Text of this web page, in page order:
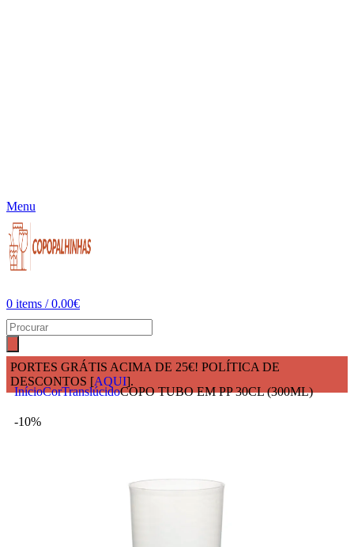
Menu
0 items / 0.00€
PORTES GRÁTIS ACIMA DE 25€! POLÍTICA DE
DESCONTOS [AQUI].
InícioCorTranslúcidoCOPO TUBO EM PP 30CL (300ML)
-10%